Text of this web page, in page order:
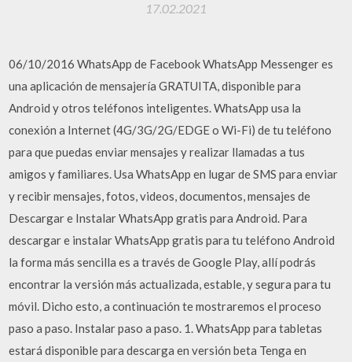
17.02.2021
06/10/2016 WhatsApp de Facebook WhatsApp Messenger es
una aplicación de mensajería GRATUITA, disponible para
Android y otros teléfonos inteligentes. WhatsApp usa la
conexión a Internet (4G/3G/2G/EDGE o Wi-Fi) de tu teléfono
para que puedas enviar mensajes y realizar llamadas a tus
amigos y familiares. Usa WhatsApp en lugar de SMS para enviar
y recibir mensajes, fotos, videos, documentos, mensajes de
Descargar e Instalar WhatsApp gratis para Android. Para
descargar e instalar WhatsApp gratis para tu teléfono Android
la forma más sencilla es a través de Google Play, allí podrás
encontrar la versión más actualizada, estable, y segura para tu
móvil. Dicho esto, a continuación te mostraremos el proceso
paso a paso. Instalar paso a paso. 1. WhatsApp para tabletas
estará disponible para descarga en versión beta Tenga en